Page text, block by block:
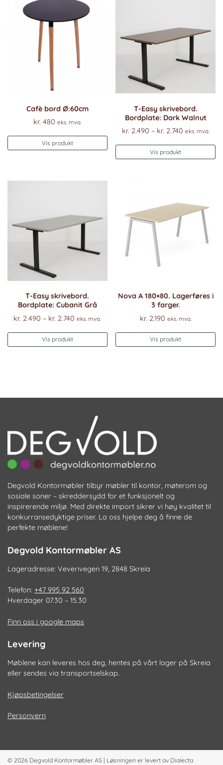
Cafè bord Ø:60cm
kr. 480 eks. mva.
Vis produkt
T-Easy skrivebord.
Bordplate: Dark Walnut
kr. 2.490 – kr. 2.740Prisområde:
kr. 2.740
eks. mva.
Vis produkt
T-Easy skrivebord.
Bordplate: Cubanit Grå
kr. 2.490 – kr. 2.740 Prisområde:
kr. 2.740
eks. mva.
Vis produkt
Dette
produktet
kan
produktsiden
Nova A 180×80. Lagerføres i
3 farger.
kr. 2.190 eks. mva.
Vis produkt
Degvold Kontormøbler tilbyr møbler til kontor, møterom og
sosiale soner – skreddersydd for et funksjonelt og
inspirerende miljø. Med direkte import sikrer vi høy kvalitet til
konkurransedyktige priser. La oss hjelpe deg å finne de
perfekte møblene!
Degvold Kontormøbler AS
Lageradresse: Veverivegen 19, 2848 Skreia
Telefon: +47 995 92 560
Hverdager 07.30 – 15.30
Finn oss i google maps
Levering
Møblene kan leveres hos deg, hentes på vårt lager på Skreia
eller sendes via transportselskap.
Kjøpsbetingelser
Personvern
© 2026 Degvold Kontormøbler AS | Løsningen er levert av Dialecta